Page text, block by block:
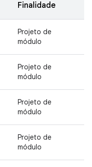
Finalidade
Projeto de
módulo
Projeto de
módulo
Projeto de
módulo
Projeto de
módulo